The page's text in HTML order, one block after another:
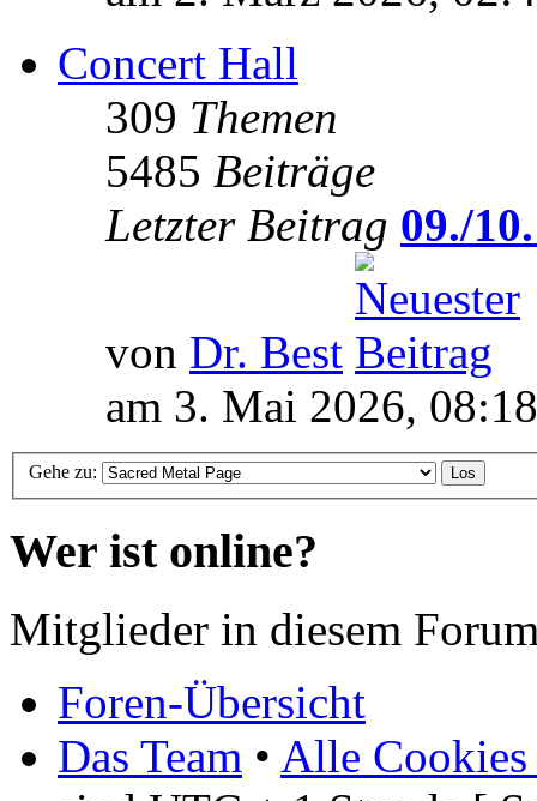
Concert Hall
309 Themen
5485 Beiträge
Letzter Beitrag 09./
von Dr. Best
am 3. Mai 2026, 08:18
Gehe zu:
Wer ist online?
Mitglieder in diesem
Foren-Übersicht
Das Team • Alle Cookies